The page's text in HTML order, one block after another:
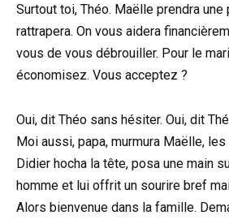
Surtout toi, Théo. Maëlle prendra une
rattrapera. On vous aidera
vous de vous débrouiller. Pour le
économisez. Vous acceptez ?
Oui, dit Théo sans hésiter. Oui, dit
Moi aussi, papa, murmura Maëlle,
Didier hocha la tête, posa une main
homme et lui offrit un sourire bref
Alors bienvenue dans la famille.